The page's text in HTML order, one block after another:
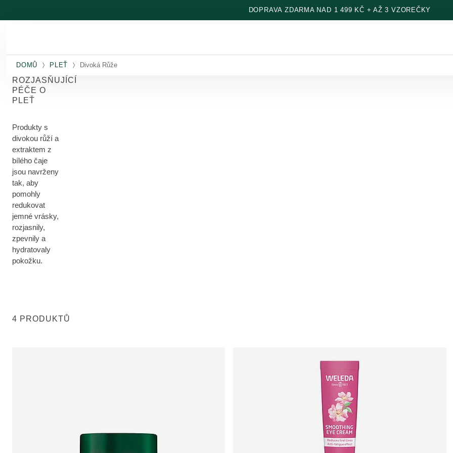
DOPRAVA ZDARMA NAD 1 499 KČ + AŽ 3 VZOREČKY
DOMŮ PLEŤ Divoká Růže
ROZJASŇUJÍCÍ
PÉČE O
PLEŤ
Produkty s
divokou růží a
extraktem z
bílého čaje
jsou navrženy
tak, aby
pomohly
redukovat
jemné vrásky,
rozjasnily,
zpevnily a
hydratovaly
pokožku.
4 PRODUKTŮ